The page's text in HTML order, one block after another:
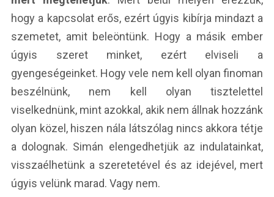
hogy a kapcsolat erős, ezért úgyis kibírja mindazt a
szemetet, amit beleöntünk. Hogy a másik ember
úgyis szeret minket, ezért elviseli a
gyengeségeinket. Hogy vele nem kell olyan finoman
beszélnünk, nem kell olyan tisztelettel
viselkednünk, mint azokkal, akik nem állnak hozzánk
olyan közel, hiszen nála látszólag nincs akkora tétje
a dolognak. Simán elengedhetjük az indulatainkat,
visszaélhetünk a szeretetével és az idejével, mert
úgyis velünk marad. Vagy nem.